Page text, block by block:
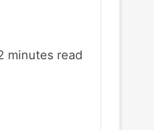
minutes read